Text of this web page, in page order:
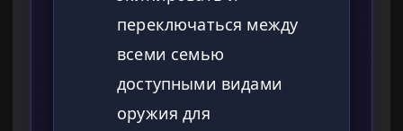
переключаться между
всеми семью
доступными видами
оружия для